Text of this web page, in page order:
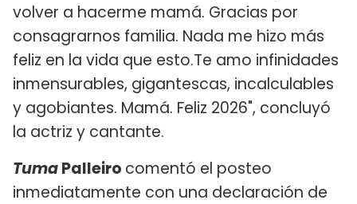
volver a hacerme mamá. Gracias por
consagrarnos familia. Nada me hizo más
feliz en la vida que esto.Te amo infinidades
inmensurables, gigantescas, incalculables
y agobiantes. Mamá. Feliz 2026", concluyó
la actriz y cantante.
TumaPalleiro comentó el posteo
inmediatamente con una declaración de